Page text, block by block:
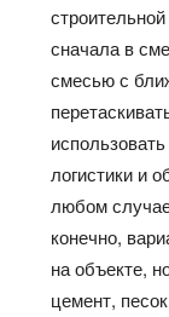
сначала в
смесью с
использовать
логистики и
любом
конечно,
на объекте,
цемент,